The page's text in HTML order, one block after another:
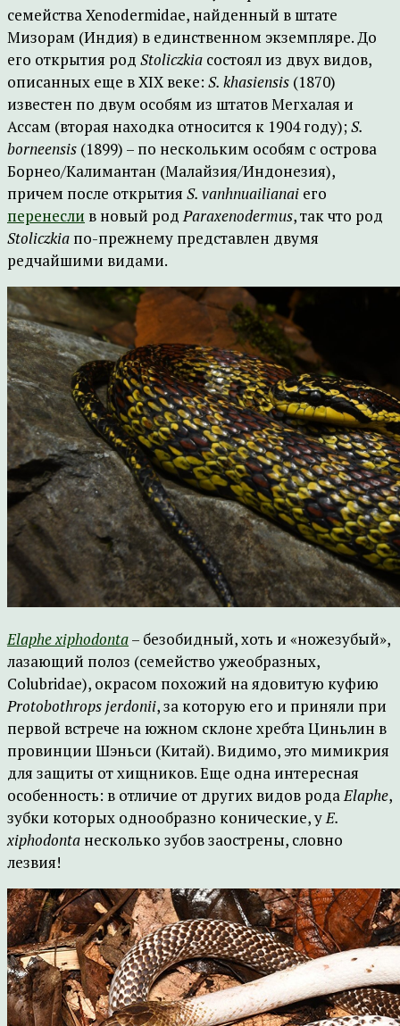
семейства Xenodermidae, найденный в штате
Мизорам (Индия) в единственном экземпляре. До
его открытия род Stoliczkia состоял из двух видов,
описанных еще в XIX веке: S. khasiensis (1870)
известен по двум особям из штатов Мегхалая и
Ассам (вторая находка относится к 1904 году);S.
borneensis (1899) – по нескольким особям с острова
Борнео/Калимантан (Малайзия/Индонезия),
причем после открытия S. vanhnuailianai его
перенесли в новый родParaxenodermus, так что род
Stoliczkia по-прежнему представлен двумя
редчайшими видами.
Elaphe xiphodonta– безобидный, хоть и «ножезубый»,
лазающий полоз (семейство ужеобразных,
Colubridae), окрасом похожий на ядовитую куфию
Protobothrops jerdonii, за которую его и приняли при
первой встрече на южном склоне хребта Циньлин в
провинции Шэньси (Китай). Видимо, это мимикрия
для защиты от хищников. Еще одна интересная
особенность: в отличие от других видов родаElaphe,
зубки которых однообразно конические, уE.
xiphodonta несколько зубов заострены, словно
лезвия!